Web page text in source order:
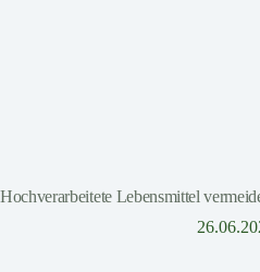
Hochverarbeitete Lebensmittel